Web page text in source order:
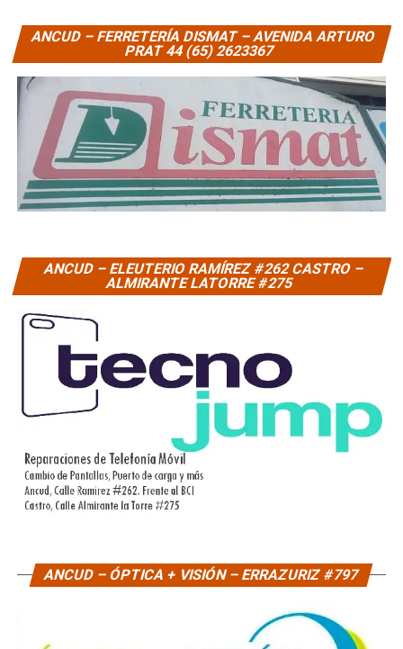
ANCUD – FERRETERÍA DISMAT – AVENIDA ARTURO
PRAT 44 (65) 2623367
ANCUD – ELEUTERIO RAMÍREZ #262 CASTRO –
ALMIRANTE LATORRE #275
ANCUD – ÓPTICA + VISIÓN – ERRAZURIZ #797